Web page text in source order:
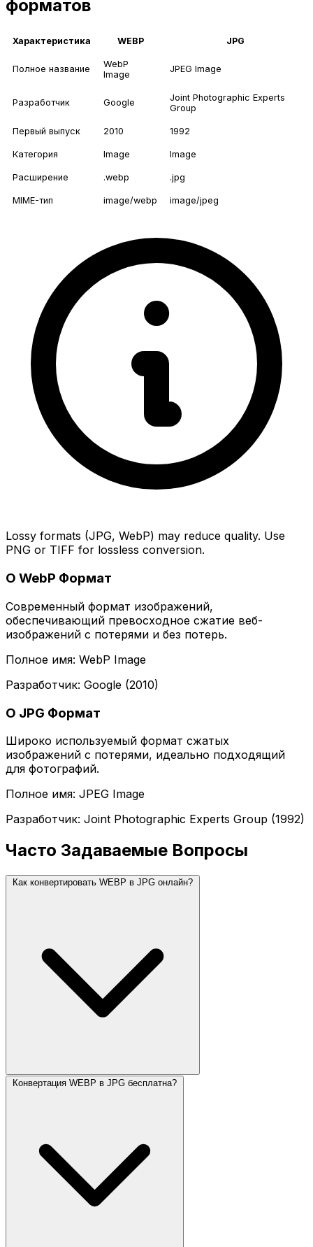
форматов
Характеристика WEBP JPG
Полное название
WebP
Image
JPEG Image
Разработчик Google
Joint Photographic Experts
Group
Первый выпуск 2010 1992
Категория Image Image
Расширение .webp .jpg
MIME-тип image/webp image/jpeg
Lossy formats (JPG, WebP) may reduce quality. Use
PNG or TIFF for lossless conversion.
О WebP Формат
Современный формат изображений,
обеспечивающий превосходное сжатие веб-
изображений с потерями и без потерь.
Полное имя: WebP Image
Разработчик: Google (2010)
О JPG Формат
Широко используемый формат сжатых
изображений с потерями, идеально подходящий
для фотографий.
Полное имя: JPEG Image
Разработчик: Joint Photographic Experts Group (1992)
Часто Задаваемые Вопросы
Как конвертировать WEBP в JPG онлайн?
Конвертация WEBP в JPG бесплатна?